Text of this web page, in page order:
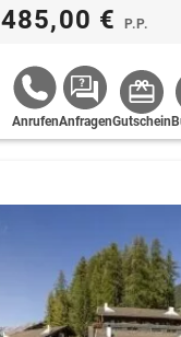
485,00 € P.P.
AnrufenAnfragenGutschein